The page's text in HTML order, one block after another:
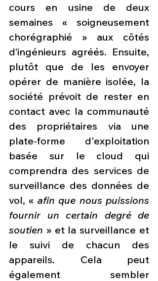
cours en usine de deux
semaines « soigneusement
chorégraphié » aux côtés
d’ingénieurs agréés. Ensuite,
plutôt que de les envoyer
opérer de manière isolée, la
société prévoit de rester en
contact avec la communauté
des propriétaires via une
plate-forme d'exploitation
basée sur le cloud qui
comprendra des services de
surveillance des données de
vol, « afin que nous puissions
fournir un certain degré de
soutien » et la surveillance et
le suivi de chacun des
appareils. Cela peut
également sembler